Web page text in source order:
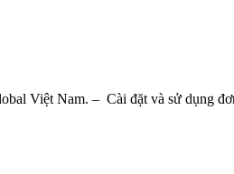
Việt Nam. – Cài đặt và sử dụng